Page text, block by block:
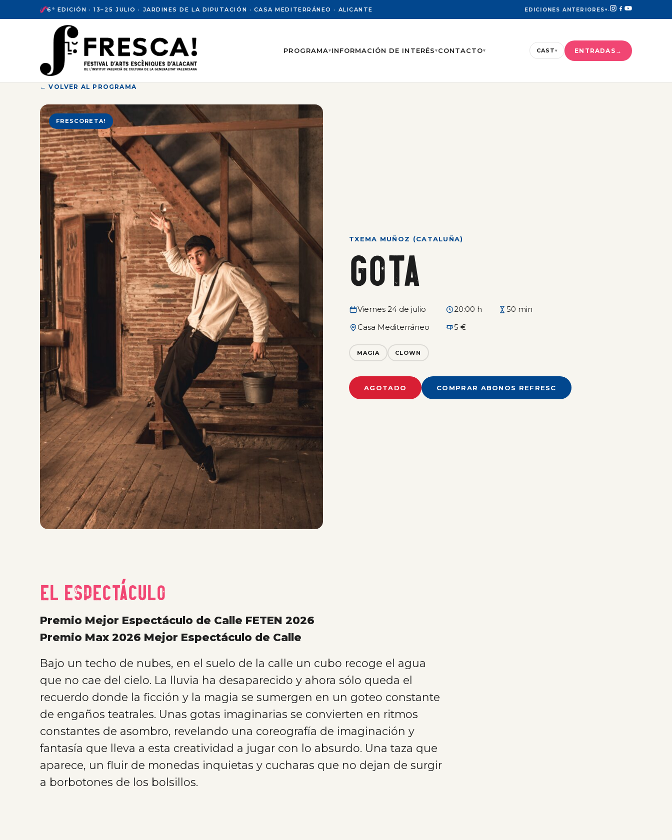
al
6ª EDICIÓN · 13–25 JULIO · JARDINES DE LA DIPUTACIÓN · CASA MEDITERRÁNEO · ALICANTE EDICIONES ANTERIORES ▾·
PROGRAMA▾INFORMACIÓN DE INTERÉS▾CONTACTO▾ CAST▾ ENTRADAS
← VOLVER AL PROGRAMA
FRESCORETA!
TXEMA MUÑOZ (CATALUÑA)
GOTA
Viernes 24 de julio 20:00 h
50 min
Casa Mediterráneo
5 €
MAGIA CLOWN
AGOTADO COMPRAR ABONOS REFRESC
El espectáculo
Premio Mejor Espectáculo de Calle FETEN 2026
Premio Max 2026 Mejor Espectáculo de Calle
Bajo un techo de nubes, en el suelo de la calle un cubo recoge el agua
que no cae del cielo. La lluvia ha desaparecido y ahora sólo queda el
recuerdo donde la ficción y la magia se sumergen en un goteo constante
de engaños teatrales. Unas gotas imaginarias se convierten en ritmos
constantes de asombro, revelando una coreografía de imaginación y
fantasía que lleva a esta creatividad a jugar con lo absurdo. Una taza que
aparece, un fluir de monedas inquietas y cucharas que no dejan de surgir
a borbotones de los bolsillos.